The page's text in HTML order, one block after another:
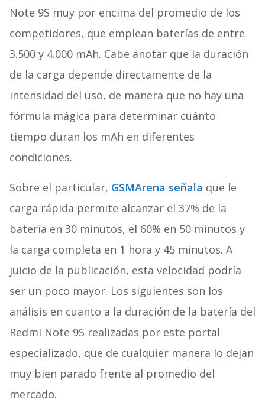
Note 9S muy por encima del promedio de los
competidores, que emplean baterías de entre
3.500 y 4.000 mAh. Cabe anotar que la duración
de la carga depende directamente de la
intensidad del uso, de manera que no hay una
fórmula mágica para determinar cuánto
tiempo duran los mAh en diferentes
condiciones.
Sobre el particular, GSMArena señala que le
carga rápida permite alcanzar el 37% de la
batería en 30 minutos, el 60% en 50 minutos y
la carga completa en 1 hora y 45 minutos. A
juicio de la publicación, esta velocidad podría
ser un poco mayor. Los siguientes son los
análisis en cuanto a la duración de la batería del
Redmi Note 9S realizadas por este portal
especializado, que de cualquier manera lo dejan
muy bien parado frente al promedio del
mercado.